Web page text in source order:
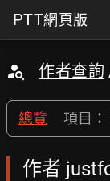
PTT網頁版
作者查詢
總覽 項目：
作者